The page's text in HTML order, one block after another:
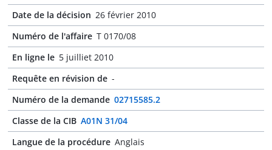
Date de la décision 26 février 2010
Numéro de l'affaire T 0170/08
En ligne le 5 juilliet 2010
Requête en révision de -
Numéro de la demande 02715585.2
Classe de la CIB A01N 31/04
Langue de la procédure Anglais